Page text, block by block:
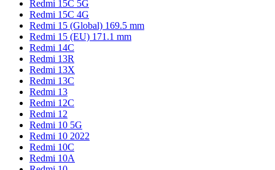
Redmi 15C 5G
Redmi 15C 4G
Redmi 15 (Global) 169.5 mm
Redmi 15 (EU) 171.1 mm
Redmi 14C
Redmi 13R
Redmi 13X
Redmi 13C
Redmi 13
Redmi 12C
Redmi 12
Redmi 10 5G
Redmi 10 2022
Redmi 10C
Redmi 10A